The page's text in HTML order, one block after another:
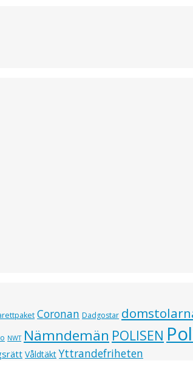
Coronan Dadgostar
NWT Nämndemän POLISEN
Våldtäkt Yttrandefriheten